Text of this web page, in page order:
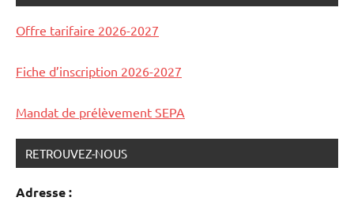
Offre tarifaire 2026-2027
Fiche d’inscription 2026-2027
Mandat de prélèvement SEPA
RETROUVEZ-NOUS
Adresse :